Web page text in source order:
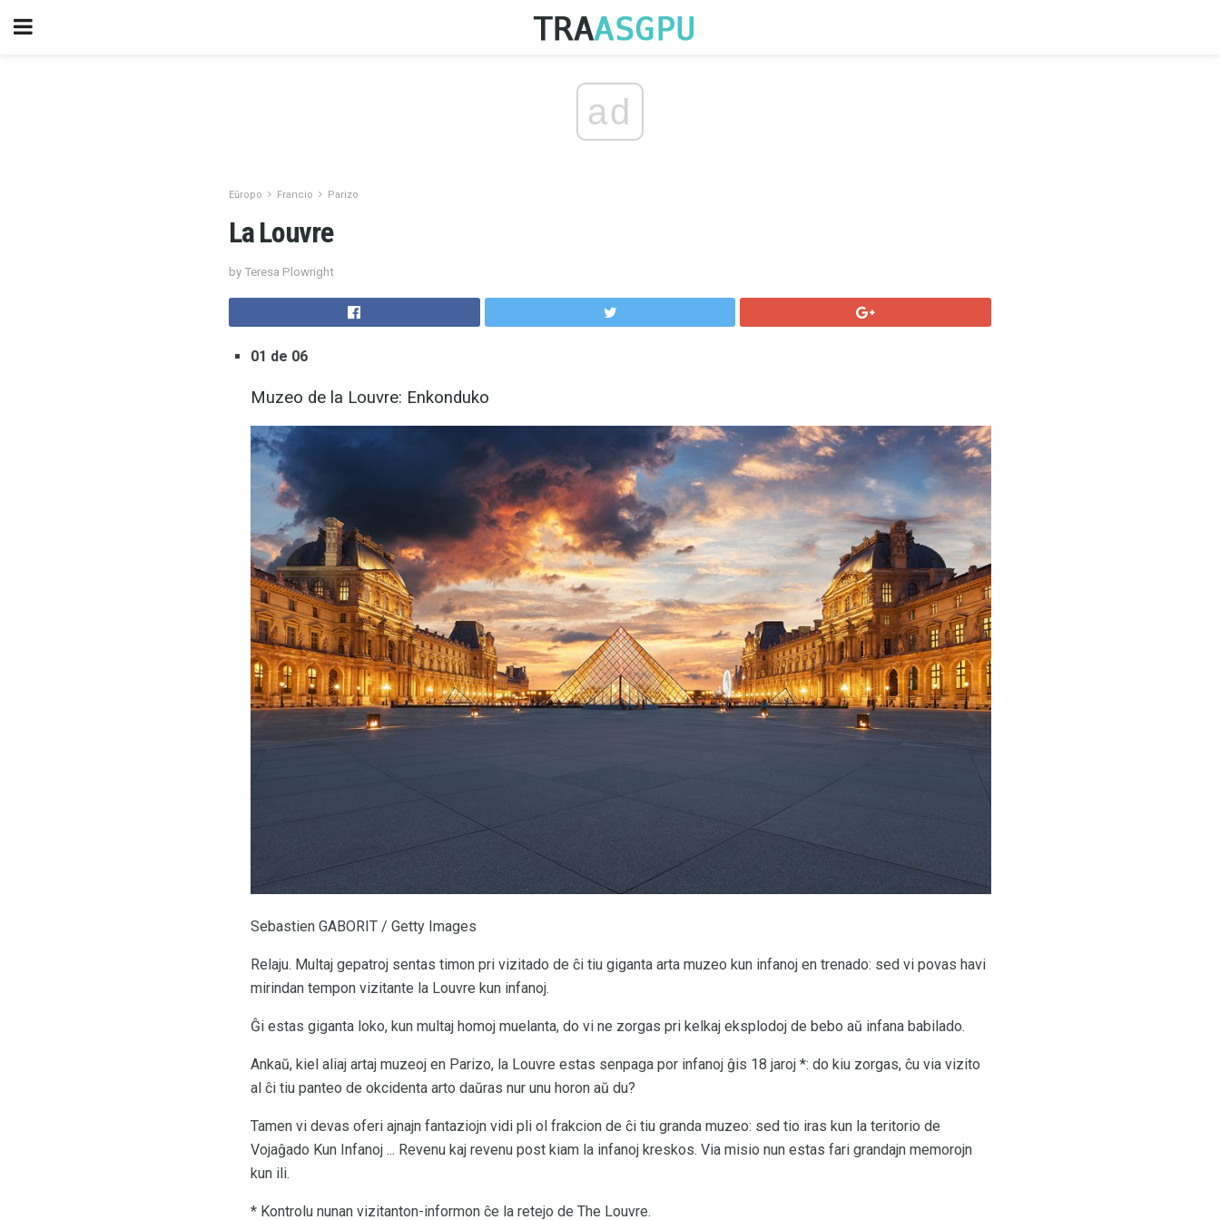
ad
Eŭropo Francio Parizo
La Louvre
by Teresa Plowright
01 de 06
Muzeo de la Louvre: Enkonduko
Sebastien GABORIT / Getty Images
Relaju. Multaj gepatroj sentas timon pri vizitado de ĉi tiu giganta arta muzeo kun infanoj en trenado: sed vi povas havi
mirindan tempon vizitante la Louvre kun infanoj.
Ĝi estas giganta loko, kun multaj homoj muelanta, do vi ne zorgas pri kelkaj eksplodoj de bebo aŭ infana babilado.
Ankaŭ, kiel aliaj artaj muzeoj en Parizo, la Louvre estas senpaga por infanoj ĝis 18 jaroj *: do kiu zorgas, ĉu via vizito
al ĉi tiu panteo de okcidenta arto daŭras nur unu horon aŭ du?
Tamen vi devas oferi ajnajn fantaziojn vidi pli ol frakcion de ĉi tiu granda muzeo: sed tio iras kun la teritorio de
Vojaĝado Kun Infanoj ... Revenu kaj revenu post kiam la infanoj kreskos. Via misio nun estas fari grandajn memorojn
kun ili.
* Kontrolu nunan vizitanton-informon ĉe la retejo de The Louvre.